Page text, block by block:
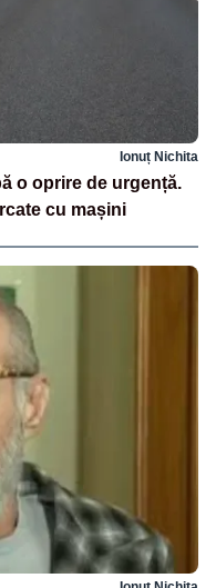
Ionuț Nichita
o oprire de urgență.
cu mașini